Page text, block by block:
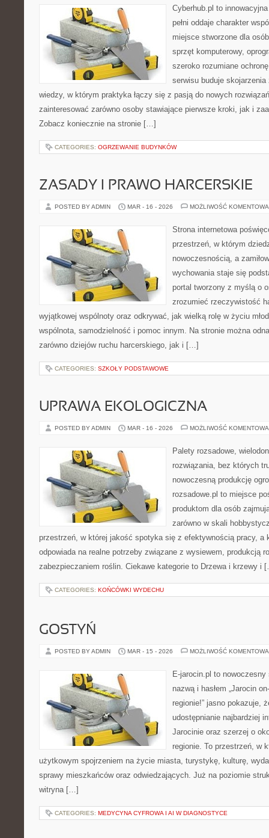
Cyberhub.pl to
pełni oddaje charakter
miejsce stworzone dla
sprzęt komputerowy,
szeroko rozumiane
serwisu buduje
wiedzy, w którym praktyka łączy się z pasją do nowych
zainteresować zarówno osoby stawiające pierwsze kroki, jak i
Zobacz koniecznie na stronie […]
CATEGORIES: OGRZEWANIE BUDYNKÓW
ZASADY I PRAWO HARCERSKIE
POSTED BY ADMIN MAR - 16 - 2026 MOŻLIWOŚĆ
Strona internetowa
przestrzeń, w którym
nowoczesnością, a
wychowania staje się
portal tworzony z myślą o
zrozumieć rzeczywistość
wyjątkowej wspólnoty oraz odkrywać, jak wielką rolę w życiu
wspólnota, samodzielność i pomoc innym. Na stronie można
zarówno dziejów ruchu harcerskiego, jak i […]
CATEGORIES: SZKOŁY PODSTAWOWE
UPRAWA EKOLOGICZNA
POSTED BY ADMIN MAR - 16 - 2026 MOŻLIWOŚĆ
Palety rozsadowe,
rozwiązania, bez których
nowoczesną produkcję
rozsadowe.pl to miejsce
produktom dla osób
zarówno w skali
przestrzeń, w której jakość spotyka się z efektywnością pracy, a
odpowiada na realne potrzeby związane z wysiewem, produkcją
zabezpieczaniem roślin. Ciekawe kategorie to Drzewa i krzewy i
CATEGORIES: KOŃCÓWKI WYDECHU
GOSTYŃ
POSTED BY ADMIN MAR - 15 - 2026 MOŻLIWOŚĆ
E-jarocin.pl to
nazwą i hasłem „Jarocin
regionie!” jasno pokazuje,
udostępnianie najbardziej
Jarocinie oraz szerzej o
regionie. To przestrzeń, w
użytkowym spojrzeniem na życie miasta, turystykę, kulturę,
sprawy mieszkańców oraz odwiedzających. Już na poziomie
witryna […]
CATEGORIES: MEDYCYNA CYFROWA I AI W DIAGNOSTYCE